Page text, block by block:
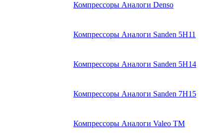
Компрессоры Аналоги Denso
Компрессоры Аналоги Sanden 5H11
Компрессоры Аналоги Sanden 5H14
Компрессоры Аналоги Sanden 7H15
Компрессоры Аналоги Valeo ТМ